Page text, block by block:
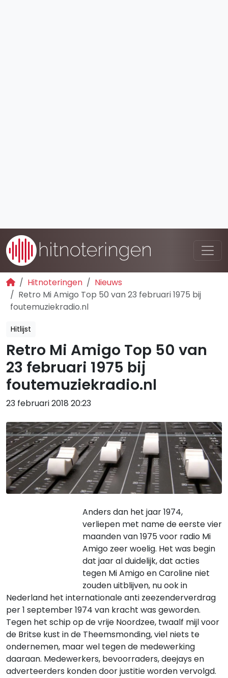
Hitnoteringen
Nieuws
Retro Mi Amigo Top 50 van 23 februari 1975 bij
foutemuziekradio.nl
Hitlijst
Retro Mi Amigo Top 50 van
23 februari 1975 bij
foutemuziekradio.nl
23 februari 2018 20:23
Anders dan het jaar 1974,
verliepen met name de eerste vier
maanden van 1975 voor radio Mi
Amigo zeer woelig. Het was begin
dat jaar al duidelijk, dat acties
tegen Mi Amigo en Caroline niet
zouden uitblijven, nu ook in
Nederland het internationale anti zeezenderverdrag
per 1 september 1974 van kracht was geworden.
Tegen het schip op de vrije Noordzee, twaalf mijl voor
de Britse kust in de Theemsmonding, viel niets te
ondernemen, maar wel tegen de medewerking
daaraan. Medewerkers, bevoorraders, deejays en
adverteerders konden door justitie worden vervolgd.